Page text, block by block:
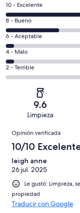
Puntuación
de
10,
es
decir,
Excelente.
Basada
en
opiniones
10 - Excelente
Puntuación
de
8,
es
decir,
Bueno.
opiniones
8 - Bueno
Puntuación
de
6,
es
decir,
Aceptable.
de
opiniones
6 - Aceptable
Puntuación
de
4,
Basada
de
opiniones
4 - Malo
Puntuación
de
Terrible.
Basada
de
27
opiniones
2 - Terrible
9.6
Limpieza
Opiniones
Opinión verificada
10/10
leigh anne
26 jul. 2025
Le gustó: Limpieza,
propiedad
Traducir con Google